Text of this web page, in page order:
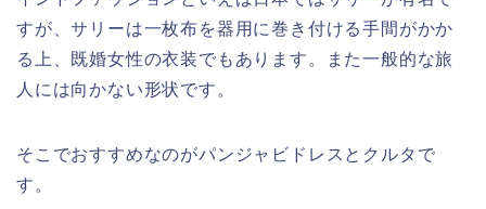
すが、サリーは一枚布を器用に巻き付ける手間がかか
る上、既婚女性の衣装でもあります。また一般的な旅
人には向かない形状です。
そこでおすすめなのがパンジャビドレスとクルタ で
す。